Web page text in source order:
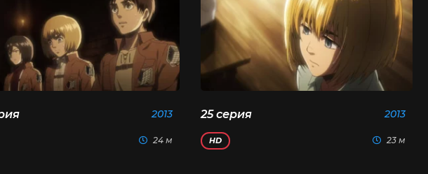
2013
24 м
25 серия 2013
HD 23 м